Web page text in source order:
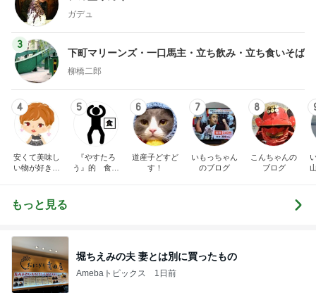
ガデュ
3
下町マリーンズ・一口馬主・立ち飲み・立ち食いそば
柳橋二郎
4
安くて美味し
い物が好き☆
5
『やすたろ
う』的 食の
6
道産子どすど
す！
7
いもっちゃん
のブログ
8
こんちゃんの
ブログ
もっと見る
堀ちえみの夫 妻とは別に買ったもの
Amebaトピックス 1日前